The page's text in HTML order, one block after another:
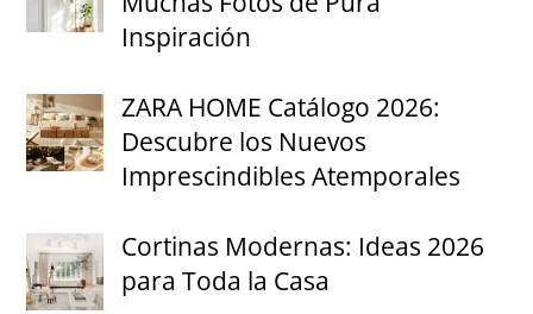
Inspiración
ZARA HOME Catálogo 2026:
Descubre los Nuevos
Imprescindibles Atemporales
Cortinas Modernas: Ideas 2026
para Toda la Casa